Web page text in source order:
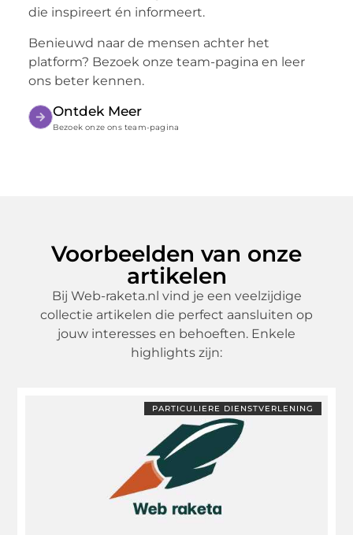
die inspireert én informeert.
Benieuwd naar de mensen achter het
platform? Bezoek onze team-pagina en leer
ons beter kennen.
Ontdek Meer
Bezoek onze ons team-pagina
Voorbeelden van onze
artikelen
Bij Web-raketa.nl vind je een veelzijdige
collectie artikelen die perfect aansluiten op
jouw interesses en behoeften. Enkele
highlights zijn:
PARTICULIERE DIENSTVERLENING